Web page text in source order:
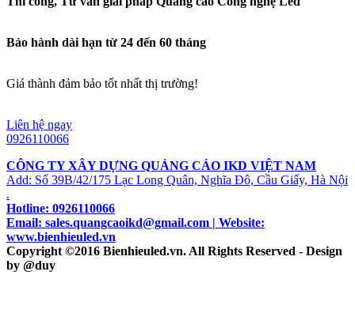
Bảo hành dài hạn từ 24 đến 60 tháng
Giá thành đảm bảo tốt nhất thị trường!
Liên hệ ngay
0926110066
CÔNG TY XÂY DỰNG QUẢNG CÁO IKD VIỆT NAM
Add: Số 39B/42/175 Lạc Long Quân, Nghĩa Đô, Cầu Giấy, Hà Nội
.
Hotline: 0926110066
Email: sales.quangcaoikd@gmail.com | Website:
www.bienhieuled.vn
Copyright ©2016 Bienhieuled.vn. All Rights Reserved - Design
by @duy